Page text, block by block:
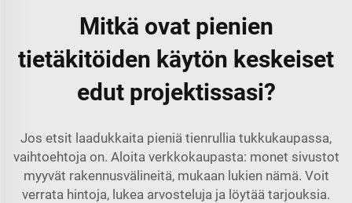
Mitkä ovat pienien
tietäkitöiden käytön keskeiset
edut projektissasi?
Jos etsit laadukkaita pieniä tienrullia tukkukaupassa,
vaihtoehtoja on. Aloita verkkokaupasta: monet sivustot
myyvät rakennusvälineitä, mukaan lukien nämä. Voit
verrata hintoja, lukea arvosteluja ja löytää tarjouksia.